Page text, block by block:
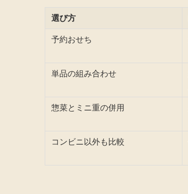
選び方
予約おせち
単品の組み合わせ
惣菜とミニ重の併用
コンビニ以外も比較